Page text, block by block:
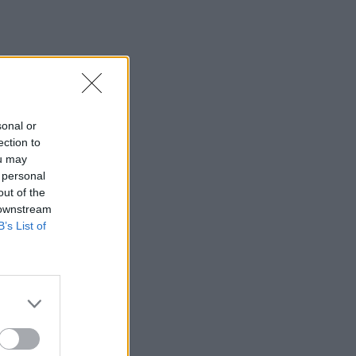
or
to
may
of the
List of
ΕΟΤ: Η Ελλάδα στις κορυφαίες επιλογές
των Ευρωπαίων ταξιδιωτών